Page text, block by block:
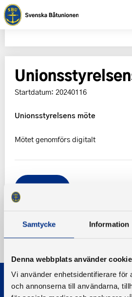
Samtycke Information
Denna webbplats använder
Vi använder enhetsidentifierare för
och annonserna till användarna,
Startdatum: 20240116
Unionsstyrelsens möte
Mötet genomförs digitalt